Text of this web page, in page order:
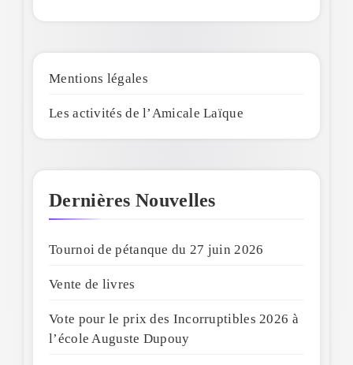
Mentions légales
Les activités de l’Amicale Laïque
Dernières Nouvelles
Tournoi de pétanque du 27 juin 2026
Vente de livres
Vote pour le prix des Incorruptibles 2026 à
l’école Auguste Dupouy